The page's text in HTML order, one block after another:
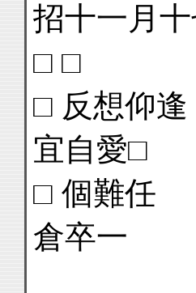
招十一月
□ □
□ 反想仰逢
宜自愛□
□ 個難任
倉卒一